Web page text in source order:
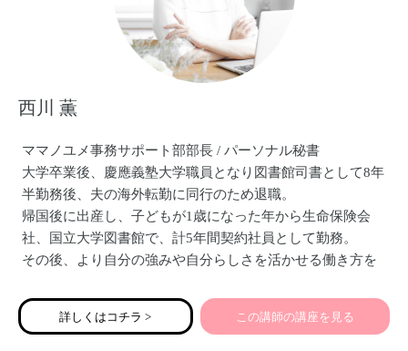
西川 薫
ママノユメ事務サポート部部長 / パーソナル秘書
大学卒業後、慶應義塾大学職員となり図書館司書として8年
半勤務後、夫の海外転勤に同行のため退職。
帰国後に出産し、子どもが1歳になった年から生命保険会
社、国立大学図書館で、計5年間契約社員として勤務。
その後、より自分の強みや自分らしさを活かせる働き方を
現在、事務的なサポートに留まらず全方位からきめ細かく
伴走サポートし、ビジネスの加速を戦略的に支援するフリ
詳しくはコチラ > この講師の講座を見る